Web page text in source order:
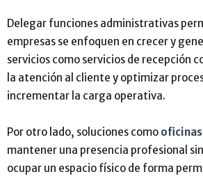
Delegar funciones administrativas
empresas se enfoquen en crecer y
servicios como servicios de recepción
la atención al cliente y optimizar
incrementar la carga operativa.
Por otro lado, soluciones como
mantener una presencia profesional
ocupar un espacio físico de forma